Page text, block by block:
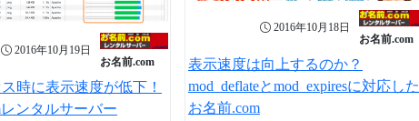
2016年10月19日
お名前.com
時に表示速度が低下！
ンタルサーバー
2016年10月18日
お名前.com
表示速度は向上するのか？
mod_deflateとmod_expiresに対応した
お名前.com